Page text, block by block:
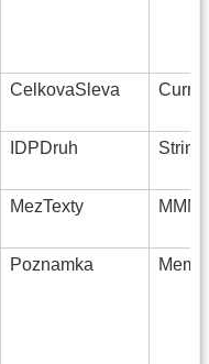
CelkovaSleva
IDPDruh
MezTexty
Poznamka